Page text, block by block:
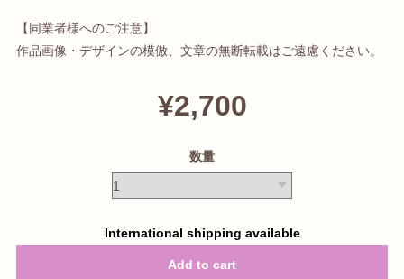
【同業者様へのご注意】
作品画像・デザインの模倣、文章の無断転載はご遠慮ください。
¥2,700
数量
International shipping available
Add to cart